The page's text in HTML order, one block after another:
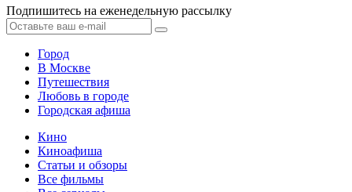
Подпишитесь на еженедельную рассылку
Город
В Москве
Путешествия
Любовь в городе
Городская афиша
Кино
Киноафиша
Статьи и обзоры
Все фильмы